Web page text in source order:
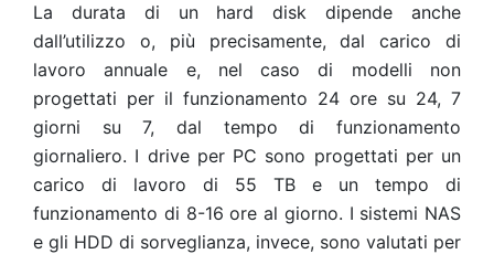
La durata di un hard disk dipende anche
dall’utilizzo o, più precisamente, dal carico di
lavoro annuale e, nel caso di modelli non
progettati per il funzionamento 24 ore su 24, 7
giorni su 7, dal tempo di funzionamento
giornaliero. I drive per PC sono progettati per un
carico di lavoro di 55 TB e un tempo di
funzionamento di 8-16 ore al giorno. I sistemi NAS
e gli HDD di sorveglianza, invece, sono valutati per